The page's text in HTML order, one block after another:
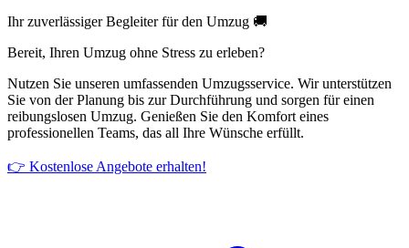
Ihr zuverlässiger Begleiter für den Umzug 🚚
Bereit, Ihren Umzug ohne Stress zu erleben?
Nutzen Sie unseren umfassenden Umzugsservice. Wir unterstützen
Sie von der Planung bis zur Durchführung und sorgen für einen
reibungslosen Umzug. Genießen Sie den Komfort eines
professionellen Teams, das all Ihre Wünsche erfüllt.
👉 Kostenlose Angebote erhalten!